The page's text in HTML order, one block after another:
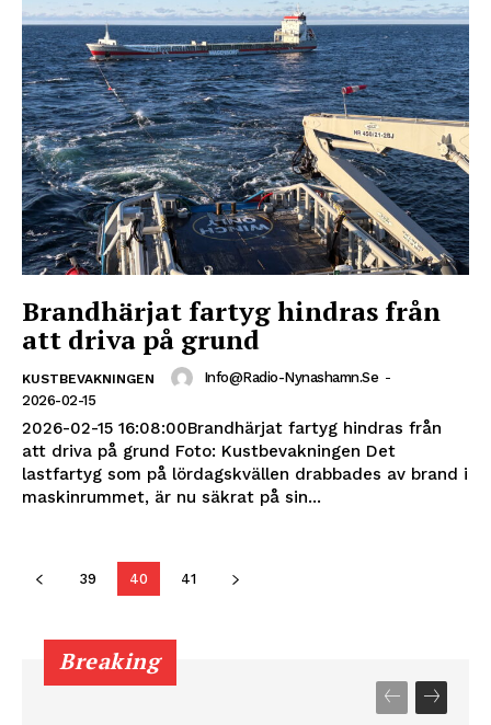
Brandhärjat fartyg hindras från
att driva på grund
KUSTBEVAKNINGEN Info@radio-Nynashamn.se -
2026-02-15
2026-02-15 16:08:00Brandhärjat fartyg hindras från
att driva på grund Foto: Kustbevakningen Det
lastfartyg som på lördagskvällen drabbades av brand i
maskinrummet, är nu säkrat på sin...
39 40 41
Breaking